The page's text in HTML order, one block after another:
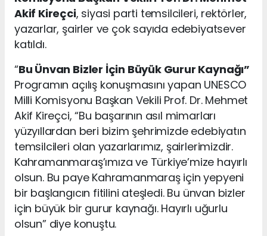
Akif Kireçci, siyasi parti temsilcileri, rektörler,
yazarlar, şairler ve çok sayıda edebiyatsever
katıldı.
“Bu Ünvan Bizler İçin Büyük Gurur Kaynağı”
Programın açılış konuşmasını yapan UNESCO
Milli Komisyonu Başkan Vekili Prof. Dr. Mehmet
Akif Kireçci, “Bu başarının asıl mimarları
yüzyıllardan beri bizim şehrimizde edebiyatın
temsilcileri olan yazarlarımız, şairlerimizdir.
Kahramanmaraş’ımıza ve Türkiye’mize hayırlı
olsun. Bu paye Kahramanmaraş için yepyeni
bir başlangıcın fitilini ateşledi. Bu ünvan bizler
için büyük bir gurur kaynağı. Hayırlı uğurlu
olsun” diye konuştu.